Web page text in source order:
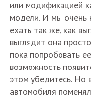
или модификацией
модели. И мы очень
ехать так же, как
выглядит она
пока попробовать
возможность
этом убедитесь. Но
автомобиля